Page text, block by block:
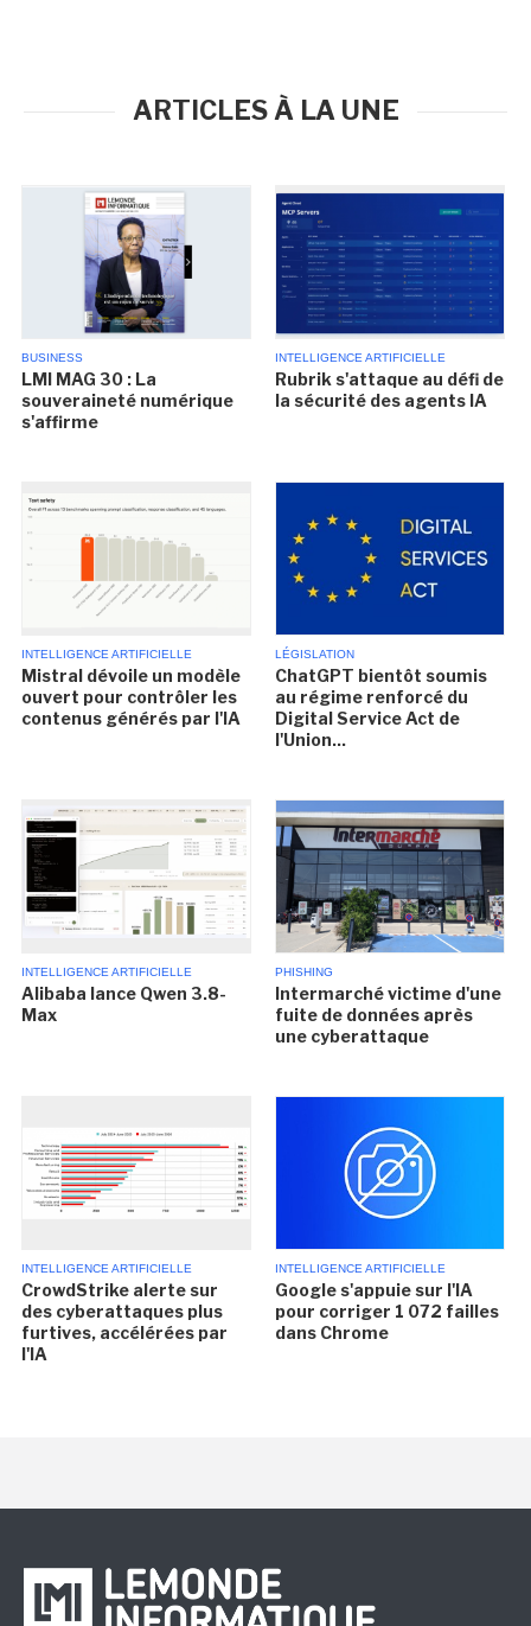
ARTICLES À LA UNE
BUSINESS
LMI MAG 30 : La
souveraineté numérique
s'affirme
INTELLIGENCE ARTIFICIELLE
Rubrik s'attaque au défi de
la sécurité des agents IA
INTELLIGENCE ARTIFICIELLE
Mistral dévoile un modèle
ouvert pour contrôler les
contenus générés par l'IA
LÉGISLATION
ChatGPT bientôt soumis
au régime renforcé du
Digital Service Act de
l'Union...
INTELLIGENCE ARTIFICIELLE
Alibaba lance Qwen 3.8-
Max
PHISHING
Intermarché victime d'une
fuite de données après
une cyberattaque
INTELLIGENCE ARTIFICIELLE
CrowdStrike alerte sur
des cyberattaques plus
furtives, accélérées par
l'IA
INTELLIGENCE ARTIFICIELLE
Google s'appuie sur l'IA
pour corriger 1 072 failles
dans Chrome